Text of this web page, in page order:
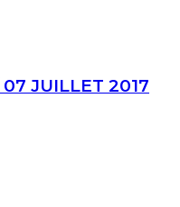
JUILLET 2017